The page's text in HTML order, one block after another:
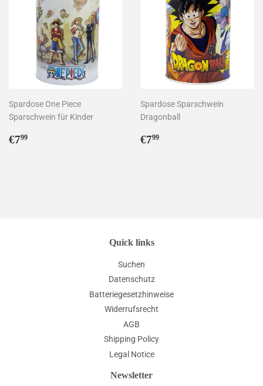
Spardose One Piece
Sparschwein für Kinder
Normaler
€799
Spardose Sparschwein
Dragonball
Normaler
€799
Quick links
Suchen
Datenschutz
Batteriegesetzhinweise
Widerrufsrecht
AGB
Shipping Policy
Legal Notice
Newsletter